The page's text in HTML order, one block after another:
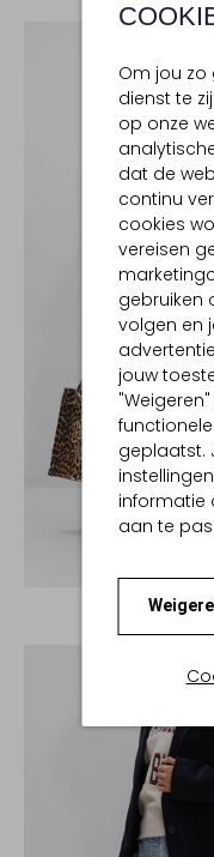
Om jou
dienst te
op onze
dat de
continu
cookies
vereisen
gebruiken
volgen en
jouw
geplaatst.
informatie
aan te